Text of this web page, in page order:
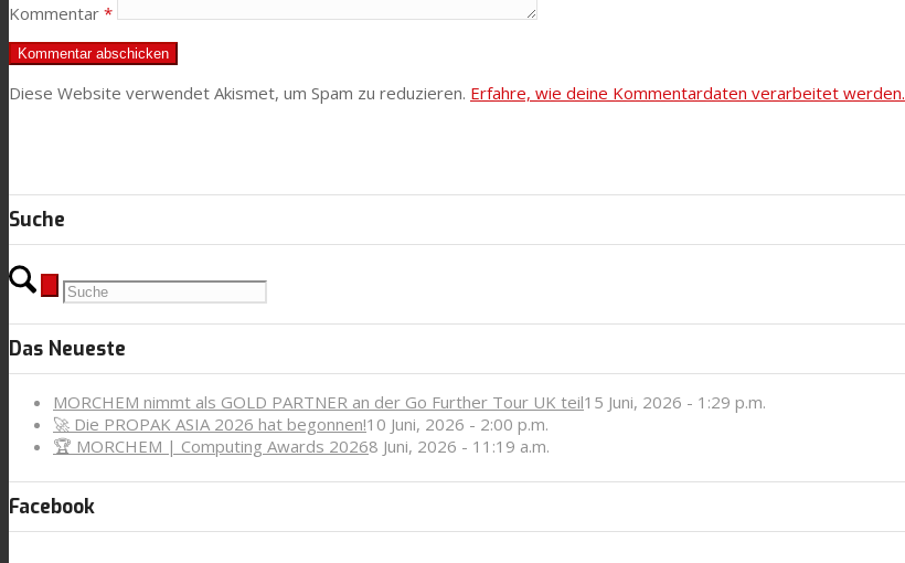
News
Menü Menü
Kommentar *
Diese Website verwendet Akismet, um Spam zu reduzieren. Erfahre, wie deine Kommentardaten verarbeitet werden.
Suche
Das Neueste
MORCHEM nimmt als GOLD PARTNER an der Go Further Tour UK teil15 Juni, 2026 - 1:29 p.m.
🚀 Die PROPAK ASIA 2026 hat begonnen!10 Juni, 2026 - 2:00 p.m.
🏆 MORCHEM | Computing Awards 20268 Juni, 2026 - 11:19 a.m.
Facebook